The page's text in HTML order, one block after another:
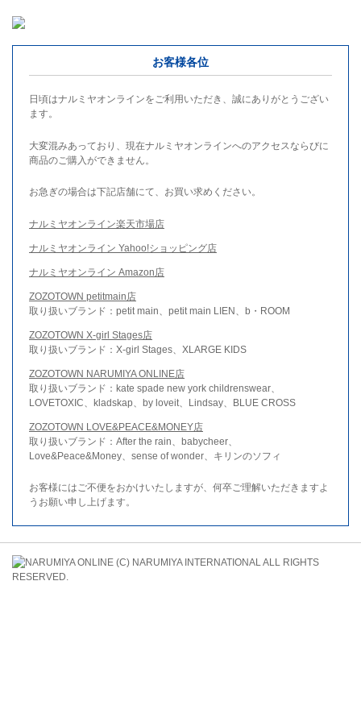
お客様各位
日頃はナルミヤオンラインをご利用いただき、誠にありがとうござい
ます。
大変混みあっており、現在ナルミヤオンラインへのアクセスならびに
商品のご購入ができません。
お急ぎの場合は下記店舗にて、お買い求めください。
ナルミヤオンライン楽天市場店
ナルミヤオンライン Yahoo!ショッピング店
ナルミヤオンライン Amazon店
ZOZOTOWN petitmain店
取り扱いブランド：petit main、petit main LIEN、b・ROOM
ZOZOTOWN X-girl Stages店
取り扱いブランド：X-girl Stages、XLARGE KIDS
ZOZOTOWN NARUMIYA ONLINE店
取り扱いブランド：kate spade new york childrenswear、
LOVETOXIC、kladskap、by loveit、Lindsay、BLUE CROSS
ZOZOTOWN LOVE&PEACE&MONEY店
取り扱いブランド：After the rain、babycheer、
Love&Peace&Money、sense of wonder、キリンのソフィ
お客様にはご不便をおかけいたしますが、何卒ご理解いただきますよ
うお願い申し上げます。